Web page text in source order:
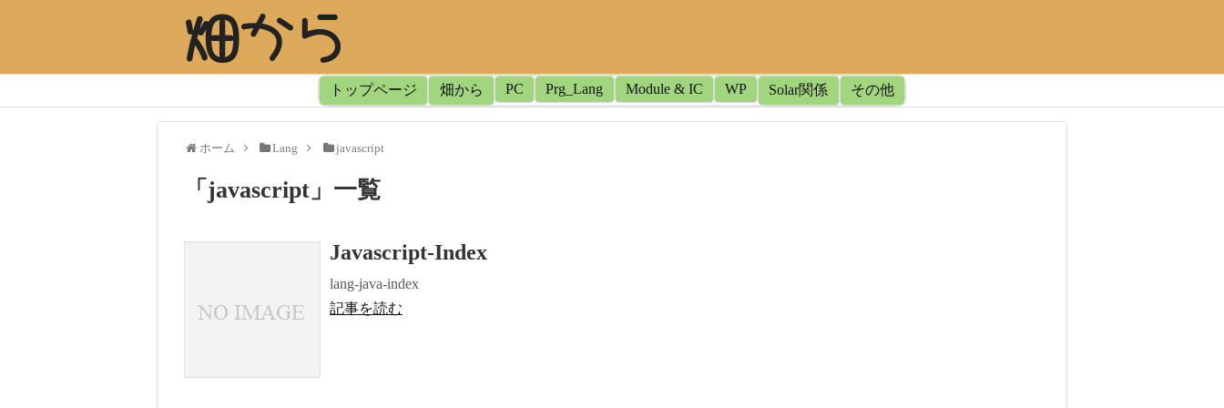
畑から
トップページ 畑から PC Prg_Lang Module & IC WP Solar関係 その他
ホーム Lang javascript
「 javascript 」 一覧
Javascript-Index
lang-java-index
記事を読む